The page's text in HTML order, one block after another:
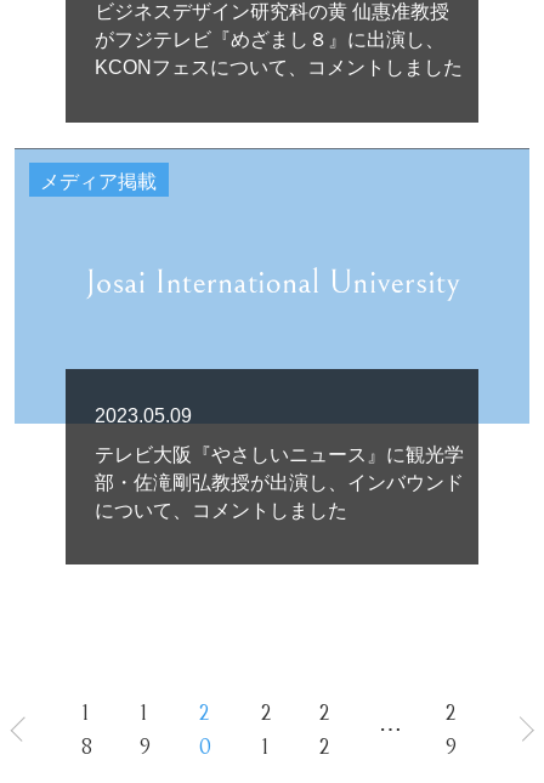
ビジネスデザイン研究科の黄 仙惠准教授
がフジテレビ『めざまし８』に出演し、
KCONフェスについて、コメントしました
メディア掲載
2023.05.09
テレビ大阪『やさしいニュース』に観光学
部・佐滝剛弘教授が出演し、インバウンド
について、コメントしました
1
8
1
9
2
0
2
1
2
2
⋯
2
9